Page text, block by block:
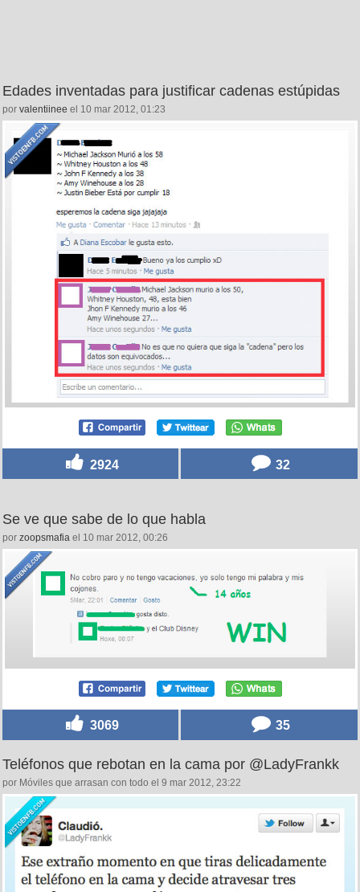
Edades inventadas para justificar cadenas estúpidas
por valentiinee el 10 mar 2012, 01:23
2924 32
Se ve que sabe de lo que habla
por zoopsmafia el 10 mar 2012, 00:26
3069 35
Teléfonos que rebotan en la cama por @LadyFrankk
por Móviles que arrasan con todo el 9 mar 2012, 23:22